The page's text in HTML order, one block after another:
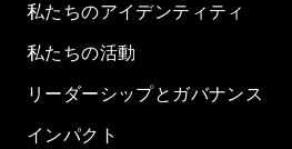
私たちのアイデンティティ
私たちの活動
リーダーシップとガバナンス
インパクト